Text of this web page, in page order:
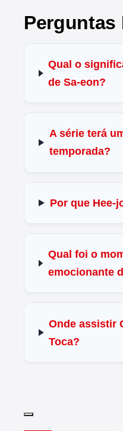
Perguntas
Qual o
de Sa-eon?
A série terá
temporada?
Por que Hee-
Qual foi o
emocionante
Onde assistir
Toca?